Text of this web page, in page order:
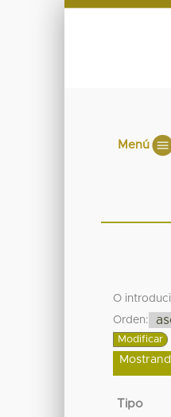
Menú
O
Orden:
Tipo